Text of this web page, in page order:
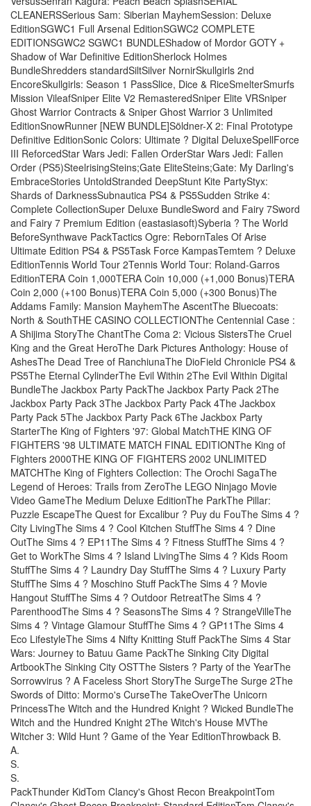
CLEANERSSerious Sam: Siberian MayhemSession: Deluxe
EditionSGWC1 Full Arsenal EditionSGWC2 COMPLETE
EDITIONSGWC2 SGWC1 BUNDLEShadow of Mordor GOTY +
Shadow of War Definitive EditionSherlock Holmes
BundleShredders standardSiltSilver NornirSkullgirls 2nd
EncoreSkullgirls: Season 1 PassSlice, Dice & RiceSmelterSmurfs
Mission VileafSniper Elite V2 RemasteredSniper Elite VRSniper
Ghost Warrior Contracts & Sniper Ghost Warrior 3 Unlimited
EditionSnowRunner [NEW BUNDLE]Söldner-X 2: Final Prototype
Definitive EditionSonic Colors: Ultimate ? Digital DeluxeSpellForce
III ReforcedStar Wars Jedi: Fallen OrderStar Wars Jedi: Fallen
Order (PS5)SteelrisingSteins;Gate EliteSteins;Gate: My Darling's
EmbraceStories UntoldStranded DeepStunt Kite PartyStyx:
Shards of DarknessSubnautica PS4 & PS5Sudden Strike 4:
Complete CollectionSuper Deluxe BundleSword and Fairy 7Sword
and Fairy 7 Premium Edition (eastasiasoft)Syberia ? The World
BeforeSynthwave PackTactics Ogre: RebornTales Of Arise
Ultimate Edition PS4 & PS5Task Force KampasTemtem ? Deluxe
EditionTennis World Tour 2Tennis World Tour: Roland-Garros
EditionTERA Coin 1,000TERA Coin 10,000 (+1,000 Bonus)TERA
Coin 2,000 (+100 Bonus)TERA Coin 5,000 (+300 Bonus)The
Addams Family: Mansion MayhemThe AscentThe Bluecoats:
North & SouthTHE CASINO COLLECTIONThe Centennial Case :
A Shijima StoryThe ChantThe Coma 2: Vicious SistersThe Cruel
King and the Great HeroThe Dark Pictures Anthology: House of
AshesThe Dead Tree of RanchiunaThe DioField Chronicle PS4 &
PS5The Eternal CylinderThe Evil Within 2The Evil Within Digital
BundleThe Jackbox Party PackThe Jackbox Party Pack 2The
Jackbox Party Pack 3The Jackbox Party Pack 4The Jackbox
Party Pack 5The Jackbox Party Pack 6The Jackbox Party
StarterThe King of Fighters '97: Global MatchTHE KING OF
FIGHTERS '98 ULTIMATE MATCH FINAL EDITIONThe King of
Fighters 2000THE KING OF FIGHTERS 2002 UNLIMITED
MATCHThe King of Fighters Collection: The Orochi SagaThe
Legend of Heroes: Trails from ZeroThe LEGO Ninjago Movie
Video GameThe Medium Deluxe EditionThe ParkThe Pillar:
Puzzle EscapeThe Quest for Excalibur ? Puy du FouThe Sims 4 ?
City LivingThe Sims 4 ? Cool Kitchen StuffThe Sims 4 ? Dine
OutThe Sims 4 ? EP11The Sims 4 ? Fitness StuffThe Sims 4 ?
Get to WorkThe Sims 4 ? Island LivingThe Sims 4 ? Kids Room
StuffThe Sims 4 ? Laundry Day StuffThe Sims 4 ? Luxury Party
StuffThe Sims 4 ? Moschino Stuff PackThe Sims 4 ? Movie
Hangout StuffThe Sims 4 ? Outdoor RetreatThe Sims 4 ?
ParenthoodThe Sims 4 ? SeasonsThe Sims 4 ? StrangeVilleThe
Sims 4 ? Vintage Glamour StuffThe Sims 4 ? GP11The Sims 4
Eco LifestyleThe Sims 4 Nifty Knitting Stuff PackThe Sims 4 Star
Wars: Journey to Batuu Game PackThe Sinking City Digital
ArtbookThe Sinking City OSTThe Sisters ? Party of the YearThe
Sorrowvirus ? A Faceless Short StoryThe SurgeThe Surge 2The
Swords of Ditto: Mormo's CurseThe TakeOverThe Unicorn
PrincessThe Witch and the Hundred Knight ? Wicked BundleThe
Witch and the Hundred Knight 2The Witch's House MVThe
Witcher 3: Wild Hunt ? Game of the Year EditionThrowback B.
A.
S.
S.
PackThunder KidTom Clancy's Ghost Recon BreakpointTom